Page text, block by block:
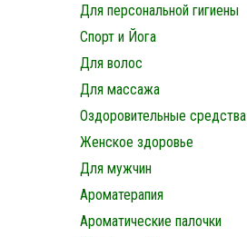
Для персональной гигиены
Спорт и Йога
Для волос
Для массажа
Оздоровительные средства
Женское здоровье
Для мужчин
Ароматерапия
Ароматические палочки